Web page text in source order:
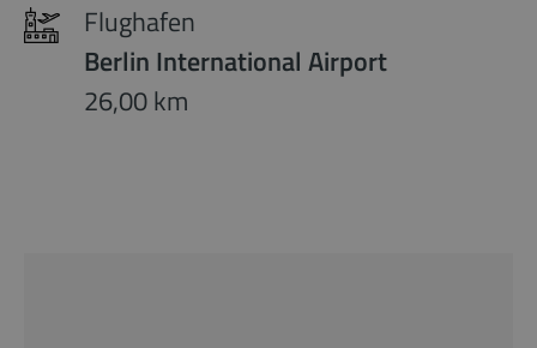
Flughafen
Berlin International Airport
26,00 km